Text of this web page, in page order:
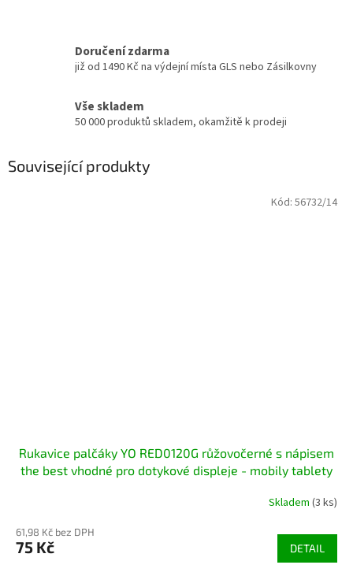
Doručení zdarma
již od 1490 Kč na výdejní místa GLS nebo Zásilkovny
Vše skladem
50 000 produktů skladem, okamžitě k prodeji
Související produkty
Rukavice palčáky YO RED0120G růžovočerné s nápisem
the best vhodné pro dotykové displeje - mobily tablety
Skladem (3 ks)
61,98 Kč bez DPH
75 Kč DETAIL
Kód: 56732/14